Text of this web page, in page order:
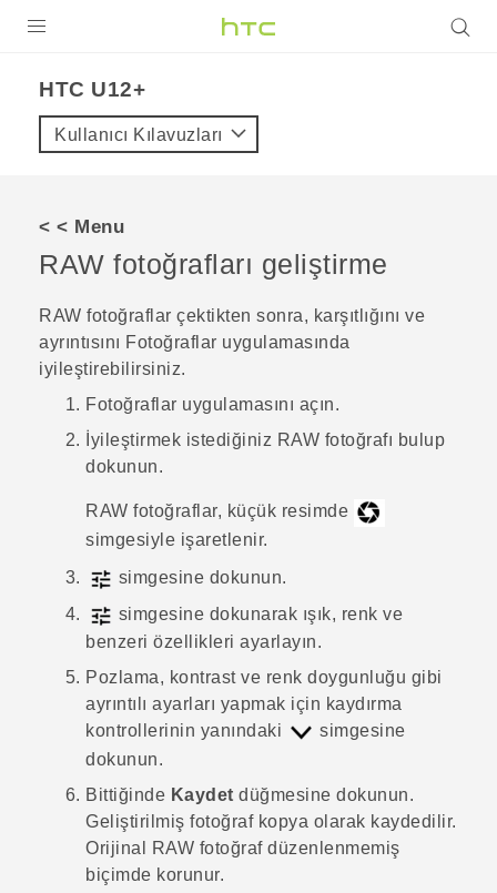
VIVE
VIVERSE
DESTEK
HTC U12+‎
Kullanıcı Kılavuzları
< < Menu
RAW fotoğrafları geliştirme
RAW fotoğraflar çektikten sonra, karşıtlığını ve
ayrıntısını Fotoğraflar uygulamasında
iyileştirebilirsiniz.
Fotoğraflar uygulamasını açın.
İyileştirmek istediğiniz RAW fotoğrafı bulup
dokunun.
RAW fotoğraflar, küçük resimde
simgesiyle işaretlenir.
simgesine dokunun.
simgesine dokunarak ışık, renk ve
benzeri özellikleri ayarlayın.
Pozlama, kontrast ve renk doygunluğu gibi
ayrıntılı ayarları yapmak için kaydırma
kontrollerinin yanındaki
simgesine
dokunun.
Bittiğinde Kaydet düğmesine dokunun.
Geliştirilmiş fotoğraf kopya olarak kaydedilir.
Orijinal RAW fotoğraf düzenlenmemiş
biçimde korunur.